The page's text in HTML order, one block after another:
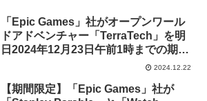
「Epic Games」社がオープンワール
ドアドベンチャー「TerraTech」を明
日2024年12月23日午前1時までの期間
2024.12.22
【期間限定】「Epic Games」社が